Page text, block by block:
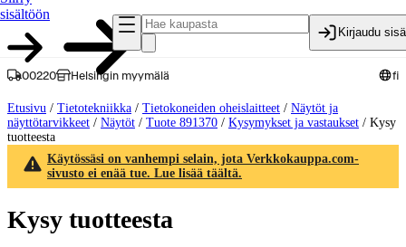
sisältöön
Kirjaudu
00220 Helsingin myymälä fi
Etusivu / Tietotekniikka / Tietokoneiden oheislaitteet / Näytöt ja
näyttötarvikkeet / Näytöt / Tuote 891370 / Kysymykset ja vastaukset / Kysy
tuotteesta
Käytössäsi on vanhempi selain, jota Verkkokauppa.com-
sivusto ei enää tue. Lue lisää täältä.
Kysy tuotteesta